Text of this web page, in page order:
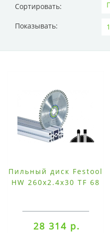
Сортировать:
Показывать:
Пильный диск Festool
HW 260x2.4x30 TF 68
28 314 р.